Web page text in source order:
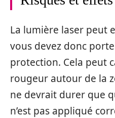
La lumière laser peut
vous devez donc
protection. Cela peut
rougeur autour de la
ne devrait durer que
n’est pas appliqué